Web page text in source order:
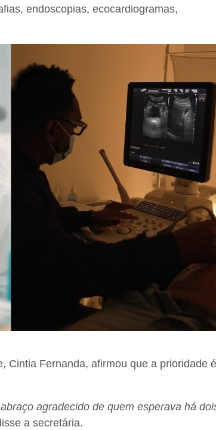
endoscopias, ecocardiogramas,
Cintia Fernanda, afirmou que a prioridade
agradecido de quem esperava há
a secretária.